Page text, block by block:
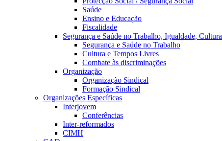
Saúde
Ensino e Educação
Fiscalidade
Segurança e Saúde no Trabalho, Igualdade, Cultura
Segurança e Saúde no Trabalho
Cultura e Tempos Livres
Combate às discriminações
Organização
Organização Sindical
Formação Sindical
Organizações Específicas
Interjovem
Conferências
Inter-reformados
CIMH